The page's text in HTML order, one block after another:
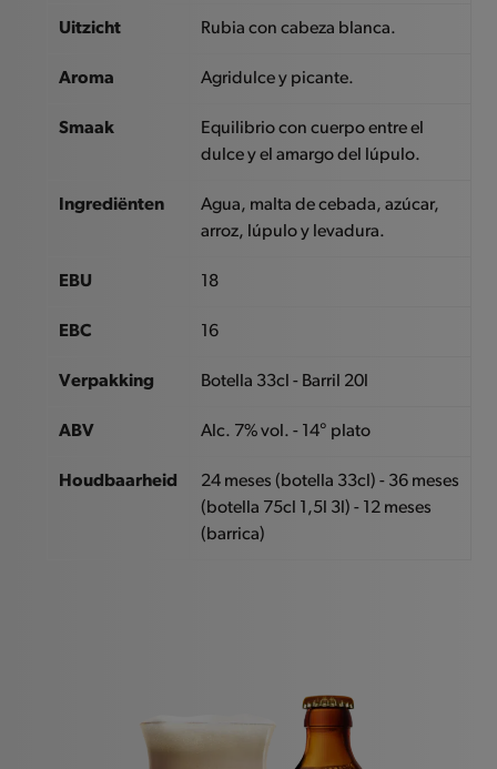
Uitzicht Rubia con cabeza blanca.
Aroma Agridulce y picante.
Smaak
Equilibrio con cuerpo entre el
dulce y el amargo del lúpulo.
Ingrediënten
Agua, malta de cebada, azúcar,
arroz, lúpulo y levadura.
EBU 18
EBC 16
Verpakking Botella 33cl - Barril 20l
ABV Alc. 7% vol. - 14° plato
Houdbaarheid
24 meses (botella 33cl) - 36 meses
(botella 75cl 1,5l 3l) - 12 meses
(barrica)